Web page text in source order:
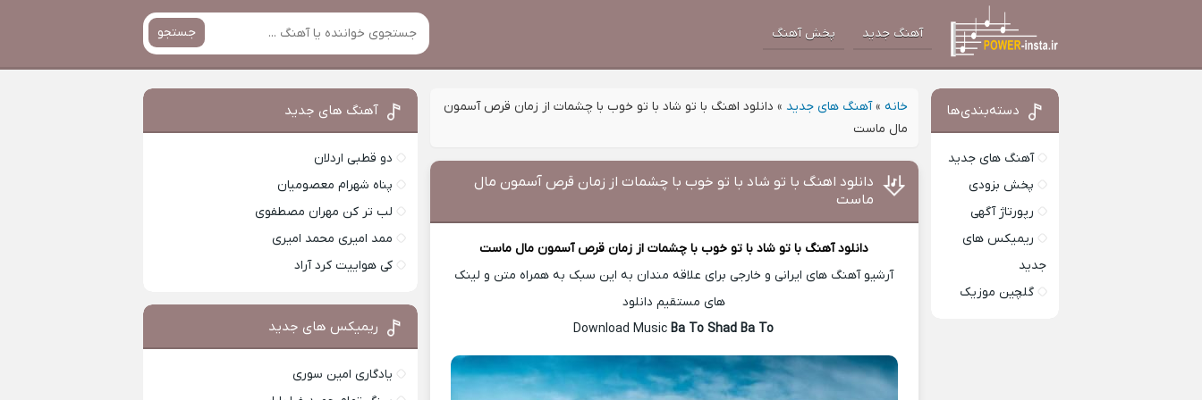
آهنگ جدید پخش آهنگ جستجو
خانه »آهنگ های جدید » دانلود اهنگ با تو شاد با تو خوب با چشمات از زمان قرص آسمون
مال ماست
دانلود اهنگ با تو شاد با تو خوب با چشمات از زمان قرص آسمون مال
ماست
دانلود آهنگ با تو شاد با تو خوب با چشمات از زمان قرص آسمون مال ماست
آرشیو آهنگ های ایرانی و خارجی برای علاقه مندان به این سبک به همراه متن و لینک
های مستقیم دانلود
Ba To Shad Ba To
دسته‌بندی‌ها
آهنگ های جدید
پخش بزودی
رپورتاژ آگهی
ریمیکس های
جدید
گلچین موزیک
آهنگ های جدید
دو قطبی اردلان
پناه شهرام معصومیان
لب تر کن مهران مصطفوی
ممد امیری محمد امیری
کی هواییت کرد آراد
ریمیکس های جدید
یادگاری امین سوری